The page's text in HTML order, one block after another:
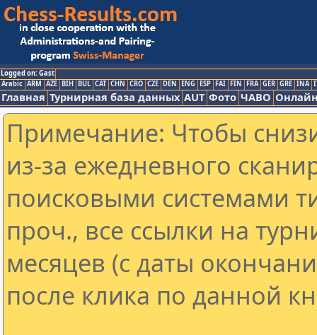
Logged on: Gast
Arabic ARM AZE BIH BUL CAT CHN CRO CZE DEN ENG ESP FAI FIN FRA GER GRE INA
Главная Турнирная база данных AUT Фото ЧАВО
Примечание: Чтобы
из-за ежедневного
поисковыми системами
проч., все ссылки на
месяцев (с даты
после клика по данной